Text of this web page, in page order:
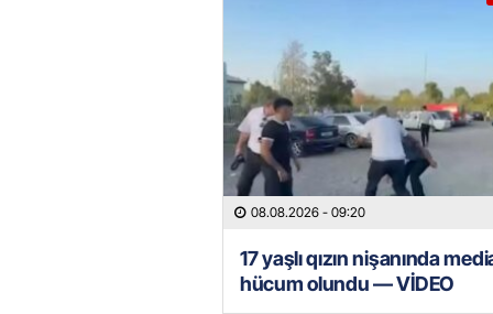
08.08.2026 - 09:20
17 yaşlı qızın nişanında
hücum olundu — VİDEO